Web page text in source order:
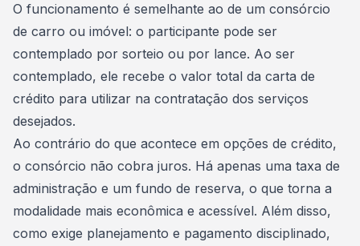
O funcionamento é semelhante ao de um consórcio
de carro ou imóvel: o participante pode ser
contemplado por sorteio ou por lance. Ao ser
contemplado, ele recebe o valor total da carta de
crédito para utilizar na contratação dos serviços
desejados.
Ao contrário do que acontece em opções de crédito,
o consórcio não cobra juros. Há apenas uma taxa de
administração e um fundo de reserva, o que torna a
modalidade mais econômica e acessível. Além disso,
como exige planejamento e pagamento disciplinado,